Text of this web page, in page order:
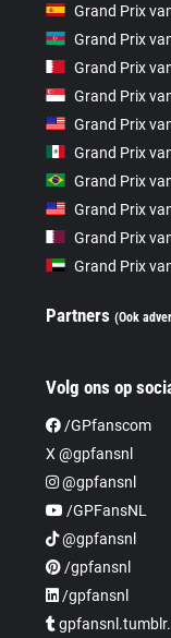
Grand Prix
Grand Prix
Grand Prix
Grand Prix
Grand Prix
Grand Prix
Grand Prix
Grand Prix
Grand Prix
Grand Prix
Partners(Ook
Volg ons op
/GPfanscom
X @gpfansnl
@gpfansnl
/GPFansNL
@gpfansnl
/gpfansnl
/gpfansnl